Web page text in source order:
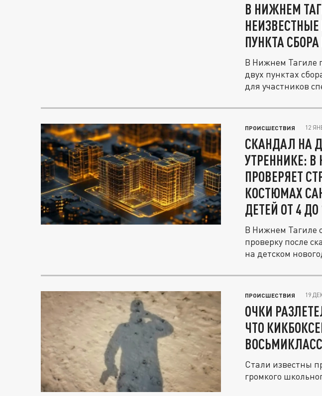
В НИЖНЕМ
ПУНКТА
В Нижнем Тагиле
двух пунктах
для участников
ПРОИСШЕСТВИЯ 12
СКАНДАЛ НА
УТРЕННИКЕ:
ПРОВЕРЯЕТ
КОСТЮМАХ
ДЕТЕЙ ОТ 4 ДО
В Нижнем Тагиле
проверку после
на детском
ПРОИСШЕСТВИЯ 19
ОЧКИ
ЧТО
Стали известны
громкого